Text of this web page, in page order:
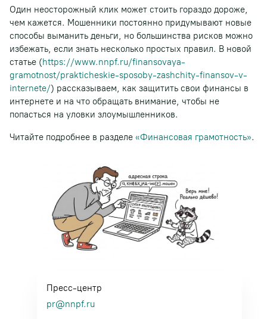
Один неосторожный клик может стоить гораздо дороже,
чем кажется. Мошенники постоянно придумывают новые
способы выманить деньги, но большинства рисков можно
избежать, если знать несколько простых правил. В новой
статье (https://www.nnpf.ru/finansovaya-
gramotnost/prakticheskie-sposoby-zashchity-finansov-v-
internete/) рассказываем, как защитить свои финансы в
интернете и на что обращать внимание, чтобы не
попасться на уловки злоумышленников.
Читайте подробнее в разделе «Финансовая грамотность».
Пресс-центр
pr@nnpf.ru